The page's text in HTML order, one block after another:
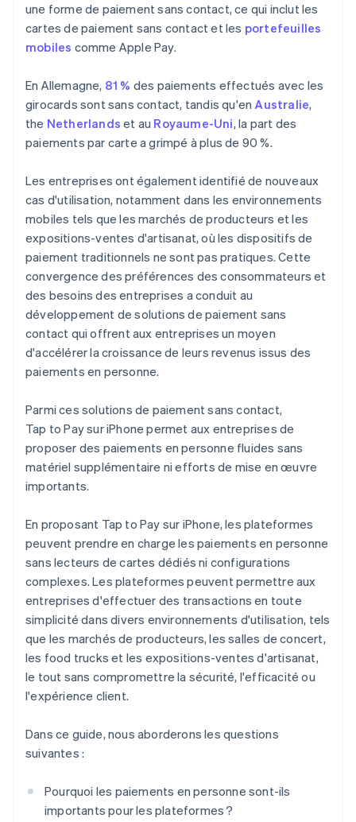
une forme de paiement sans contact, ce qui inclut les
cartes de paiement sans contact et les portefeuilles
mobiles comme Apple Pay.
En Allemagne, 81 % des paiements effectués avec les
girocards sont sans contact, tandis qu'enAustralie,
the Netherlands et au Royaume-Uni, la part des
paiements par carte a grimpé à plus de 90 %.
Les entreprises ont également identifié de nouveaux
cas d'utilisation, notamment dans les environnements
mobiles tels que les marchés de producteurs et les
expositions-ventes d'artisanat, où les dispositifs de
paiement traditionnels ne sont pas pratiques. Cette
convergence des préférences des consommateurs et
des besoins des entreprises a conduit au
développement de solutions de paiement sans
contact qui offrent aux entreprises un moyen
d'accélérer la croissance de leurs revenus issus des
paiements en personne.
Parmi ces solutions de paiement sans contact,
Tap to Pay sur iPhone permet aux entreprises de
proposer des paiements en personne fluides sans
matériel supplémentaire ni efforts de mise en œuvre
importants.
En proposant Tap to Pay sur iPhone, les plateformes
peuvent prendre en charge les paiements en personne
sans lecteurs de cartes dédiés ni configurations
complexes. Les plateformes peuvent permettre aux
entreprises d'effectuer des transactions en toute
simplicité dans divers environnements d'utilisation, tels
que les marchés de producteurs, les salles de concert,
les food trucks et les expositions-ventes d'artisanat,
le tout sans compromettre la sécurité, l'efficacité ou
l'expérience client.
Dans ce guide, nous aborderons les questions
suivantes :
Pourquoi les paiements en personne sont-ils
importants pour les plateformes ?